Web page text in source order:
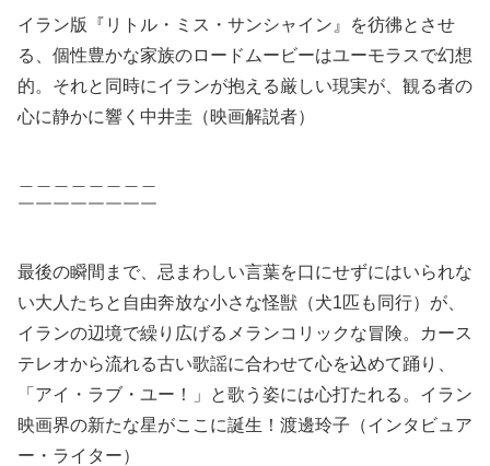
イラン版『リトル・ミス・サンシャイン』を彷彿とさせ
る、個性豊かな家族のロードムービーはユーモラスで幻想
的。それと同時にイランが抱える厳しい現実が、観る者の
心に静かに響く中井圭（映画解説者）
￣￣￣￣￣￣￣￣
最後の瞬間まで、忌まわしい言葉を口にせずにはいられな
い大人たちと自由奔放な小さな怪獣（犬1匹も同行）が、
イランの辺境で繰り広げるメランコリックな冒険。カース
テレオから流れる古い歌謡に合わせて心を込めて踊り、
「アイ・ラブ・ユー！」と歌う姿には心打たれる。イラン
映画界の新たな星がここに誕生！渡邊玲子（インタビュア
ー・ライター）